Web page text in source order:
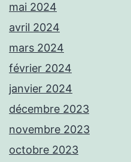
mai 2024
avril 2024
mars 2024
février 2024
janvier 2024
décembre 2023
novembre 2023
octobre 2023